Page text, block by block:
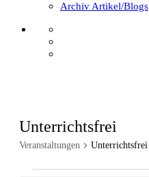
Archiv Artikel/Blogs
Unterrichtsfrei
Veranstaltungen Unterrichtsfrei